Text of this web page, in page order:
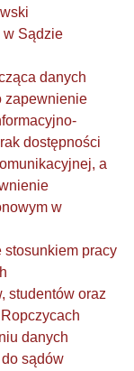
w Sądzie
danych
zapewnienie
dostępności
a
w
stosunkiem pracy
studentów oraz
danych
sądów